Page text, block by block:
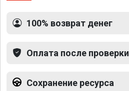
100% возврат денег
Оплата после проверки
Сохранение ресурса